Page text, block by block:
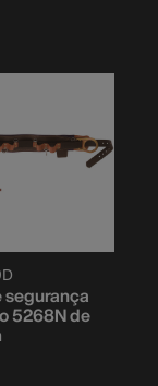
segurança
5268N de